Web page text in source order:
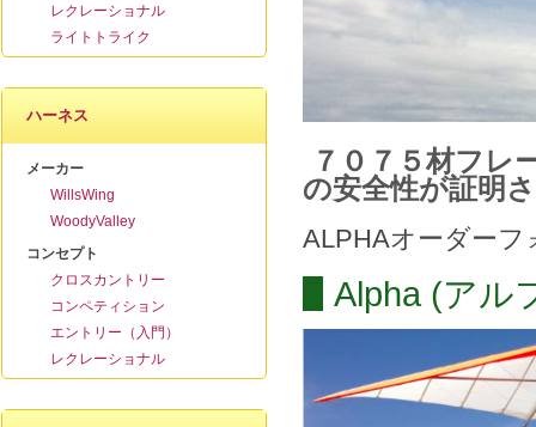
レクレーショナル
ライトトライク
ハーネス
メーカー
WillsWing
WoodyValley
コンセプト
クロスカントリー
コンペティション
エントリー（入門）
レクレーショナル
７０７５材フレ
の安全性が証明
ALPHAオーダーフ
Alpha (アル